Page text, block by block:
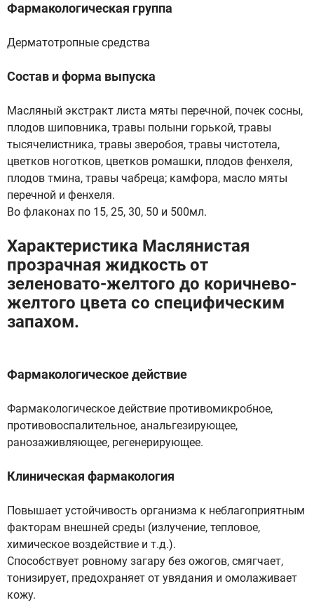
Фармакологическая группа
Дерматотропные средства
Состав и форма выпуска
Масляный экстракт листа мяты перечной, почек сосны,
плодов шиповника, травы полыни горькой, травы
тысячелистника, травы зверобоя, травы чистотела,
цветков ноготков, цветков ромашки, плодов фенхеля,
плодов тмина, травы чабреца; камфора, масло мяты
перечной и фенхеля.
Во флаконах по 15, 25, 30, 50 и 500мл.
Характеристика Маслянистая
прозрачная жидкость от
зеленовато-желтого до коричнево-
желтого цвета со специфическим
запахом.
Фармакологическое действие
Фармакологическое действие противомикробное,
противовоспалительное, анальгезирующее,
ранозаживляющее, регенерирующее.
Клиническая фармакология
Повышает устойчивость организма к неблагоприятным
факторам внешней среды (излучение, тепловое,
химическое воздействие и т.д.).
Способствует ровному загару без ожогов, смягчает,
тонизирует, предохраняет от увядания и омолаживает
кожу.